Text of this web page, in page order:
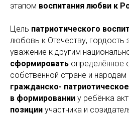
этапом воспитания любви к
Цель патриотического
любовь к Отечеству, гордость
уважение к другим
сформировать определённое
собственной стране и
гражданско-
в формировании у ребёнка
позиции участника и